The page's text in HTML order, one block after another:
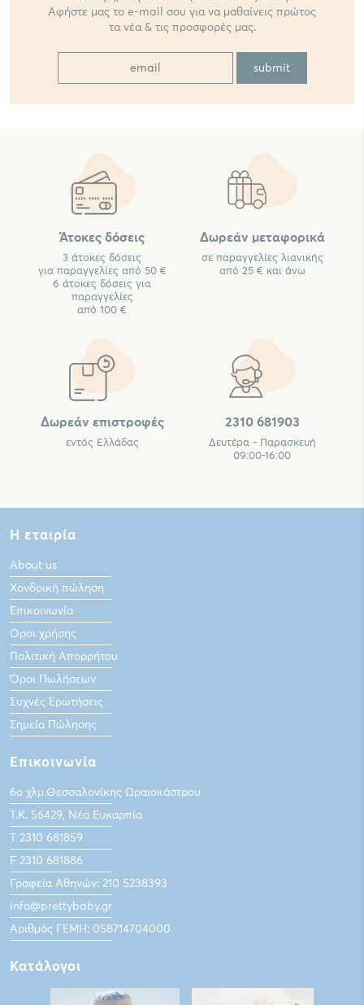
Αφήστε μας το e-mail σου για να μαθαίνεις πρώτος
τα νέα & τις προσφορές μας.
Άτοκες δόσεις
3 άτοκες δόσεις
για παραγγελίες από 50 €
6 άτοκες δόσεις για
παραγγελίες
από 100 €
Δωρεάν μεταφορικά
σε παραγγελίες λιανικής
από 25 € και άνω
Δωρεάν επιστροφές
εντός Ελλάδας
2310 681903
Δευτέρα - Παρασκευή
09:00-16:00
Η εταιρία
About us
Χονδρική πώληση
Επικοινωνία
Οροι χρήσης
Πολιτική Απορρήτου
Όροι Πωλήσεων
Συχνές Ερωτήσεις
Σημεία Πώλησης
Επικοινωνία
6ο χλμ.Θεσσαλονίκης Ωραιοκάστρου
Τ.Κ. 56429, Νέα Ευκαρπία
Τ 2310 681859
F 2310 681886
Γραφεία Αθηνών: 210 5238393
info@prettybaby.gr
Αριθμός ΓΕΜΗ: 058714704000
Κατάλογοι